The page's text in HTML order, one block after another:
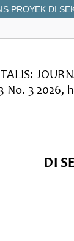
PROYEK DI